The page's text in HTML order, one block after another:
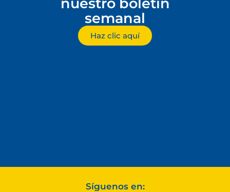
semanal
Haz clic aquí
Síguenos en: